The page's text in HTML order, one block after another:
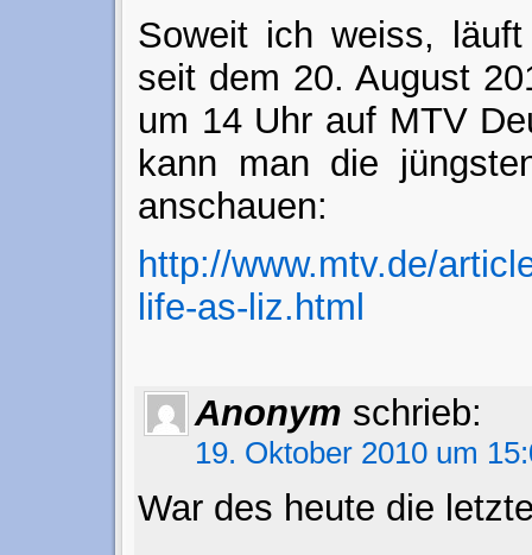
Soweit ich weiss,
seit dem 20. August
um 14 Uhr auf MTV
kann man die
anschauen:
http://www.mtv.de/
life-as-liz.html
Anonym schrieb:
19. Oktober 2010 um
War des heute die